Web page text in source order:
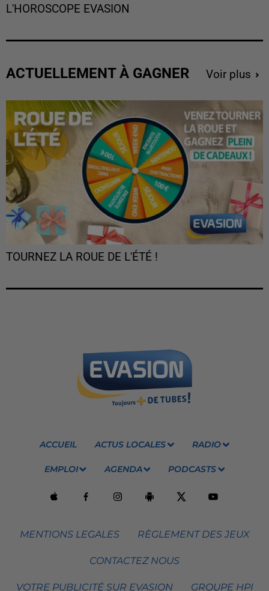
L'HOROSCOPE EVASION
ACTUELLEMENT À GAGNER Voir plus
TOURNEZ LA ROUE DE L'ÉTÉ !
ACCUEIL ACTUS LOCALES RADIO
EMPLOI AGENDA PODCASTS
MENTIONS LEGALES RÈGLEMENT DES JEUX
CONTACTEZ NOUS
VOTRE PUBLICITÉ SUR EVASION GROUPE HPI